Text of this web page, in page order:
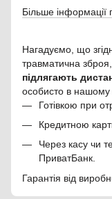
Більше інформації
Нагадуємо, що
травматична
підлягають
особисто в нашому
Готівкою при
Кредитною
Через касу чи
ПриватБанк.
Гарантія від